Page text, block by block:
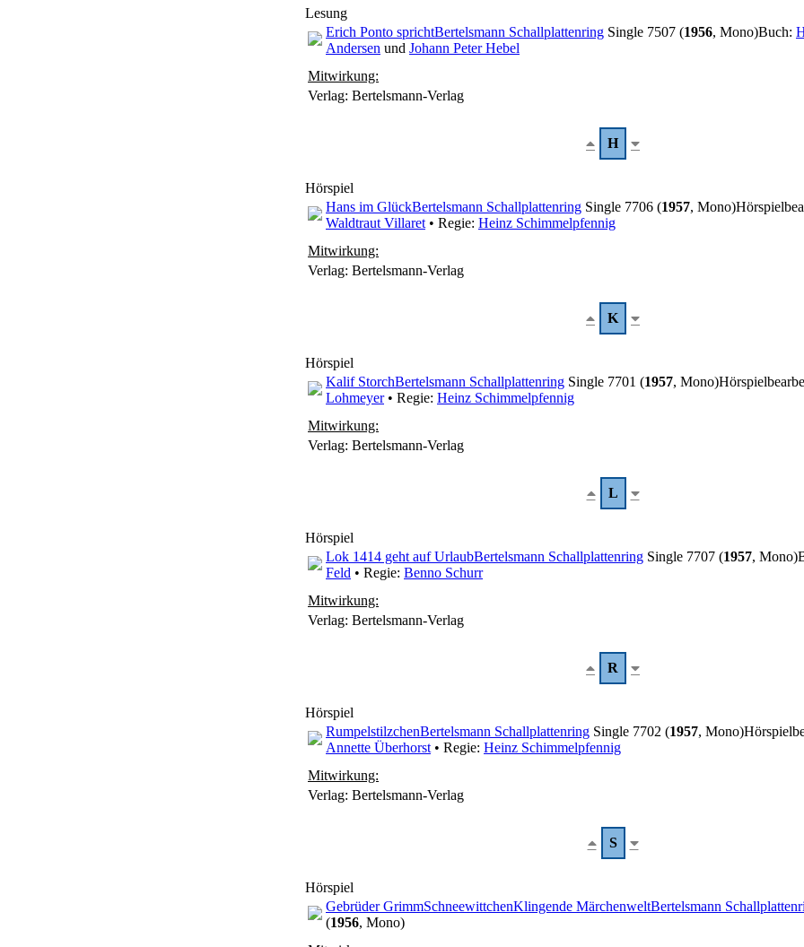
Lesung
Erich Ponto sprichtBertelsmann Schallplattenring Single 7507 (1956, Mono)Buch:
Andersen und Johann Peter Hebel
Mitwirkung:
Verlag: Bertelsmann-Verlag
H
Hörspiel
Hans im GlückBertelsmann Schallplattenring Single 7706 (1957, Mono)
Waldtraut Villaret • Regie: Heinz Schimmelpfennig
Mitwirkung:
Verlag: Bertelsmann-Verlag
K
Hörspiel
Kalif StorchBertelsmann Schallplattenring Single 7701 (1957, Mono)
Lohmeyer• Regie: Heinz Schimmelpfennig
Mitwirkung:
Verlag: Bertelsmann-Verlag
L
Hörspiel
Lok 1414 geht auf UrlaubBertelsmann Schallplattenring Single 7707 (1957, Mono)
Feld • Regie: Benno Schurr
Mitwirkung:
Verlag: Bertelsmann-Verlag
R
Hörspiel
RumpelstilzchenBertelsmann Schallplattenring Single 7702 (1957, Mono)
Annette Überhorst • Regie: Heinz Schimmelpfennig
Mitwirkung:
Verlag: Bertelsmann-Verlag
S
Hörspiel
Gebrüder GrimmSchneewittchenKlingende MärchenweltBertelsmann
(1956, Mono)